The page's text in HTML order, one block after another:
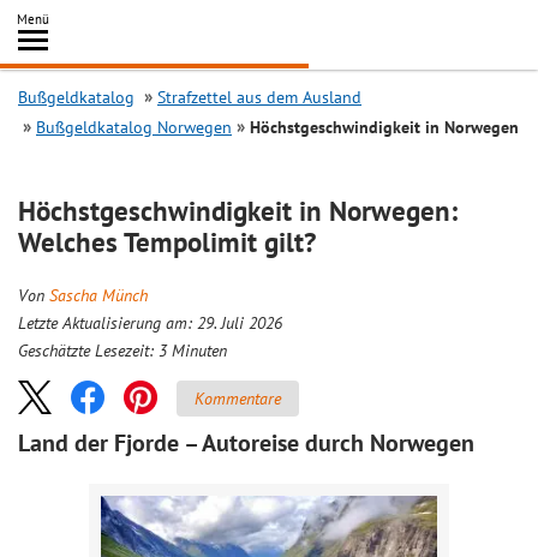
Inhalt
springen
Menü
Search
Bußgeldkatalog
Strafzettel aus dem Ausland
Bußgeldkatalog Norwegen
Höchstgeschwindigkeit in Norwegen
Höchstgeschwindigkeit in Norwegen:
Welches Tempolimit gilt?
Von Sascha Münch
Letzte Aktualisierung am: 29. Juli 2026
Geschätzte Lesezeit: 3 Minuten
Kommentare
Land der Fjorde – Autoreise durch Norwegen